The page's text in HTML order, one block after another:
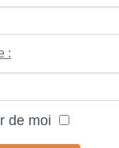
:
de moi